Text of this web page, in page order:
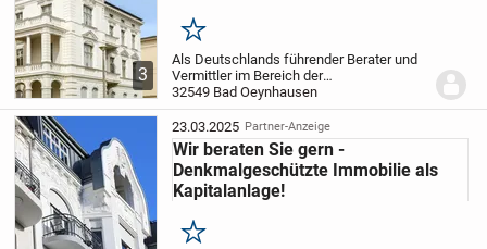
3
Merken
Als Deutschlands führender Berater und
Vermittler im Bereich der
Pflegeimmobilien als Kapitalanlage mit
dem Knowhow aus 2.000 vermittelten
Immobilien stellen wir Ihnen unsere
Expertise nun auch im...
32549 Bad Oeynhausen
23.03.2025 Partner-Anzeige
Wir beraten Sie gern -
Denkmalgeschützte Immobilie als
Kapitalanlage!
Merken